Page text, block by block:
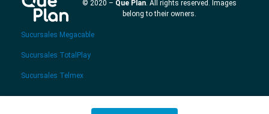
© 2020 – Que Plan. All rights reserved. Images
belong to their owners.
Sucursales Megacable
Sucursales TotalPlay
Sucursales Telmex